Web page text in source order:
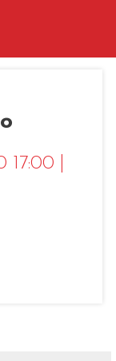
17:00